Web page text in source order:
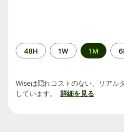
期
間
48H 1W 1M
Wiseは隠れコストのない、リアル
しています。
詳細を見る